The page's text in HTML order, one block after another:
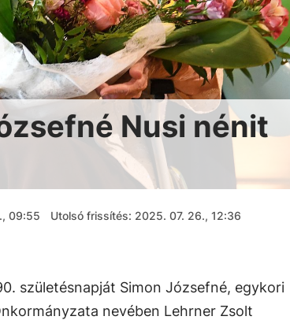
Nusi nénit
09:55 Utolsó frissítés: 2025. 07. 26., 12:36
születésnapját Simon Józsefné, egykori
nevében Lehrner Zsolt